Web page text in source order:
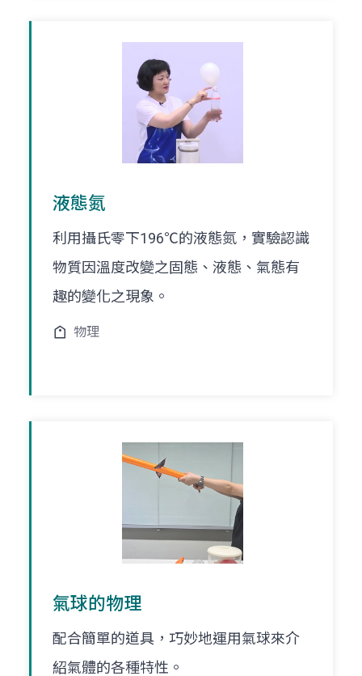
液態氮
利用攝氏零下196℃的液態氮，實驗認識
物質因溫度改變之固態、液態、氣態有
趣的變化之現象。
物理
氣球的物理
配合簡單的道具，巧妙地運用氣球來介
紹氣體的各種特性。